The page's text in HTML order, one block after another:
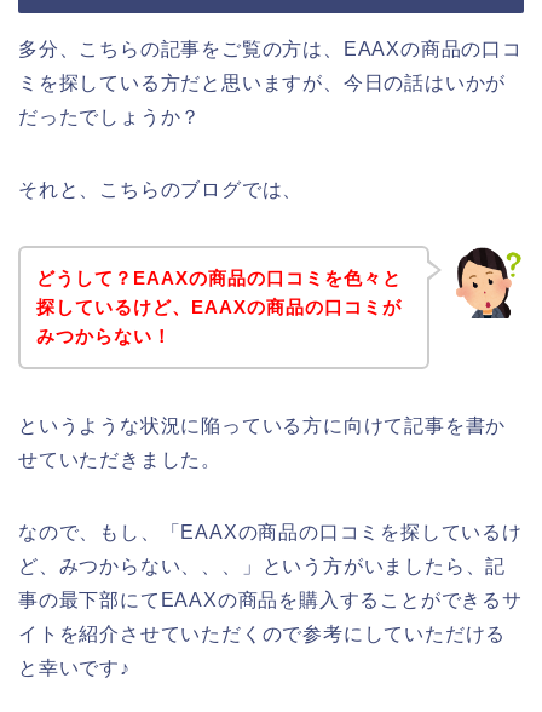
多分、こちらの記事をご覧の方は、EAAXの商品の口コ
ミを探している方だと思いますが、今日の話はいかが
だったでしょうか？
それと、こちらのブログでは、
どうして？EAAXの商品の口コミを色々と
探しているけど、EAAXの商品の口コミが
みつからない！
というような状況に陥っている方に向けて記事を書か
せていただきました。
なので、もし、「EAAXの商品の口コミを探しているけ
ど、みつからない、、、」という方がいましたら、記
事の最下部にてEAAXの商品を購入することができるサ
イトを紹介させていただくので参考にしていただける
と幸いです♪